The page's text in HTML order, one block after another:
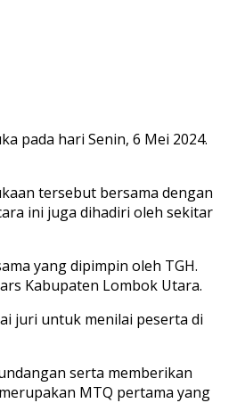
pada hari Senin, 6 Mei 2024.
tersebut bersama dengan
ini juga dihadiri oleh sekitar
yang dipimpin oleh TGH.
Kabupaten Lombok Utara.
juri untuk menilai peserta di
serta memberikan
MTQ pertama yang